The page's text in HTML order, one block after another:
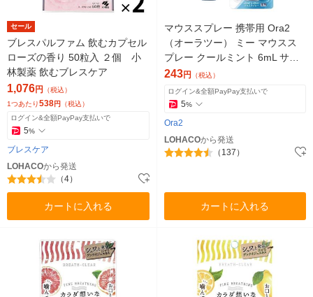
セール
ブレスパルファム 飲むカプセル
ローズの香り 50粒入 ２個 小
林製薬 飲むブレスケア
1,076円
（税込）
1つあたり538円 （税込）
ログイン&全額PayPay支払いで
5%
ブレスケア
LOHACOから発送
（4）
カートに入れる
マウススプレー 携帯用 Ora2
（オーラツー） ミー マウスス
プレー クールミント 6mL サン
スター 口臭 トラベル ミニ
243円 （税込）
ログイン&全額PayPay支払いで
5%
Ora2
LOHACOから発送
（137）
カートに入れる